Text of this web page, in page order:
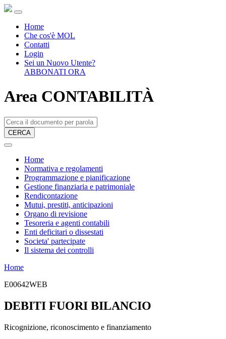
Home
Che cos'è MOL
Contatti
Login
Sei un Nuovo Utente?
ABBONATI ORA
Area CONTABILITÀ
CERCA
Home
Normativa e regolamenti
Programmazione e pianificazione
Gestione finanziaria e patrimoniale
Rendicontazione
Mutui, prestiti, anticipazioni
Organo di revisione
Tesoreria e agenti contabili
Enti deficitari o dissestati
Societa' partecipate
Il sistema dei controlli
Home
E00642WEB
DEBITI FUORI BILANCIO
Ricognizione, riconoscimento e finanziamento